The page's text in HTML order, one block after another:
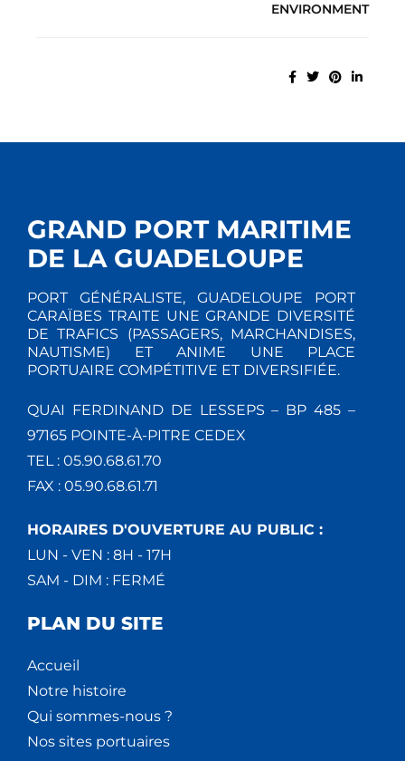
ENVIRONMENT
GRAND PORT MARITIME
DE LA GUADELOUPE
PORT GÉNÉRALISTE, GUADELOUPE PORT
CARAÏBES TRAITE UNE GRANDE DIVERSITÉ
DE TRAFICS (PASSAGERS, MARCHANDISES,
NAUTISME) ET ANIME UNE PLACE
PORTUAIRE COMPÉTITIVE ET DIVERSIFIÉE.
QUAI FERDINAND DE LESSEPS – BP 485 –
97165 POINTE-À-PITRE CEDEX
TEL : 05.90.68.61.70
FAX : 05.90.68.61.71
HORAIRES D'OUVERTURE AU PUBLIC :
LUN - VEN : 8H - 17H
SAM - DIM : FERMÉ
PLAN DU SITE
Accueil
Notre histoire
Qui sommes-nous ?
Nos sites portuaires